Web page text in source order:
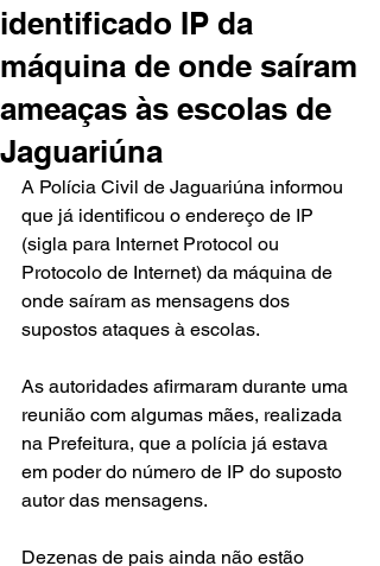
identificado IP da
máquina de onde saíram
ameaças às escolas de
Jaguariúna
A Polícia Civil de Jaguariúna informou
que já identificou o endereço de IP
(sigla para Internet Protocol ou
Protocolo de Internet) da máquina de
onde saíram as mensagens dos
supostos ataques à escolas.
As autoridades afirmaram durante uma
reunião com algumas mães, realizada
na Prefeitura, que a polícia já estava
em poder do número de IP do suposto
autor das mensagens.
Dezenas de pais ainda não estão